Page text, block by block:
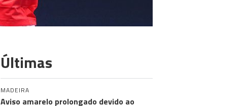
Últimas
MADEIRA
Aviso amarelo prolongado devido ao